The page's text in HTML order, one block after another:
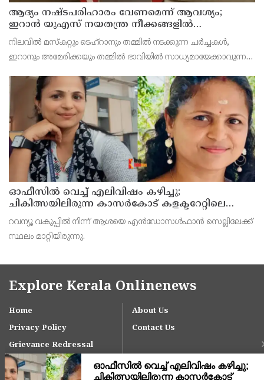
ആദ്യം നഷ്ടപരിഹാരം വേണമെന്ന് ആവശ്യം;
ഇറാന്‍ യുഎസ് നയതന്ത്ര നീക്കങ്ങളില്‍
അനിശ്ചിതത്വം
നിലവില്‍ മസ്‌കറ്റും ടെഹ്റാനും തമ്മില്‍ നടക്കുന്ന ചര്‍ച്ചകള്‍,
ഇറാനും അമേരിക്കയും തമ്മില്‍ ഭാവിയില്‍ സാധ്യമായേക്കാവുന്ന
കാണുന്നത്.
ഓഫീസില്‍ വെച്ച് എലിവിഷം കഴിച്ചു;
ചികിത്സയിലിരുന്ന കാസര്‍കോട് കളക്ടറേറ്റിലെ
സീനിയര്‍ ക്ലര്‍ക്ക് മരിച്ചു
റവന്യൂ വകുപ്പില്‍ നിന്ന് ആശയെ എന്‍ഡോസള്‍ഫാന്‍ സെല്ലിലേക്ക്
സ്ഥലം മാറ്റിയിരുന്നു.
Explore Kerala Onlinenews
Home
About Us
Privacy Policy
Contact Us
Grievance Redressal